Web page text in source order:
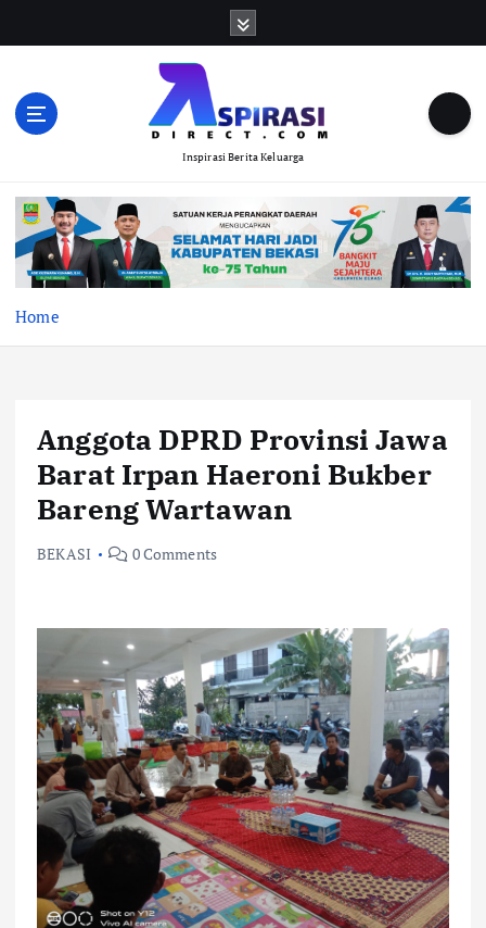
Inspirasi Berita Keluarga
Home
Anggota DPRD Provinsi Jawa
Barat Irpan Haeroni Bukber
Bareng Wartawan
BEKASI 0 Comments